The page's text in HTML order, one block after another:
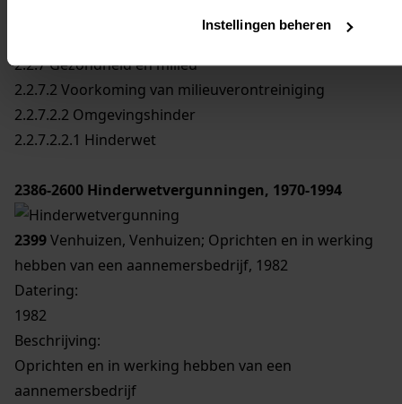
Instellingen beheren
2.2.7 Gezondheid en milieu
2.2.7.2 Voorkoming van milieuverontreiniging
2.2.7.2.2 Omgevingshinder
2.2.7.2.2.1 Hinderwet
2386-2600 Hinderwetvergunningen, 1970-1994
2399Venhuizen, Venhuizen; Oprichten en in werking
hebben van een aannemersbedrijf, 1982
Datering:
1982
Beschrijving:
Oprichten en in werking hebben van een
aannemersbedrijf